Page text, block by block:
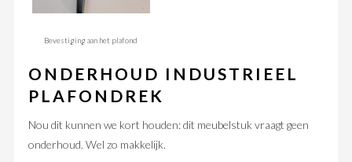
Bevestiging aan het plafond
ONDERHOUD INDUSTRIEEL
PLAFONDREK
Nou dit kunnen we kort houden: dit meubelstuk vraagt geen
onderhoud. Wel zo makkelijk.